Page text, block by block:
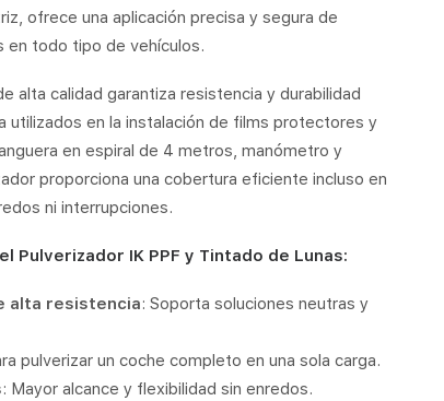
ofrece una aplicación precisa y segura de
en todo tipo de vehículos.
alta calidad garantiza resistencia y durabilidad
utilizados en la instalación de films protectores y
en espiral de 4 metros, manómetro y
proporciona una cobertura eficiente incluso en
ni interrupciones.
IK PPF y Tintado de Lunas:
alta resistencia: Soporta soluciones neutras y
pulverizar un coche completo en una sola carga.
: Mayor alcance y flexibilidad sin enredos.